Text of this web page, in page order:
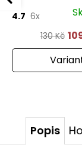
4.7 6x
130 Kč
Popis